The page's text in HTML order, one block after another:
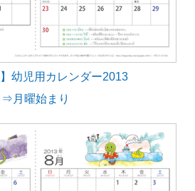
】幼児用カレンダー2013
⇒月曜始まり